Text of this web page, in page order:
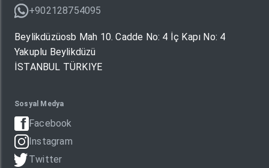
+902128754095
Beylikdüzüosb Mah 10. Cadde No: 4 İç Kapı No: 4
Yakuplu Beylikdüzü
İSTANBUL TÜRKIYE
Sosyal Medya
Facebook
Instagram
Twitter